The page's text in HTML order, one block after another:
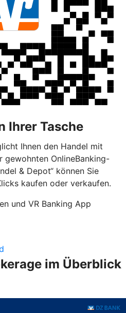
Ihrer Tasche
Ihnen den Handel mit
gewohnten OnlineBanking-
& Depot“ können Sie
kaufen oder verkaufen.
und VR Banking App
im Überblick